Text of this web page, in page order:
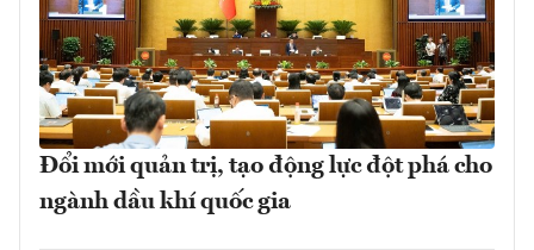
Đổi mới quản trị, tạo động lực đột phá cho
ngành dầu khí quốc gia